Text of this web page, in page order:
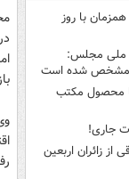
با روز
ملی مجلس:
مشخص شده است
محصول مکتب
جاری!
زائران اربعین